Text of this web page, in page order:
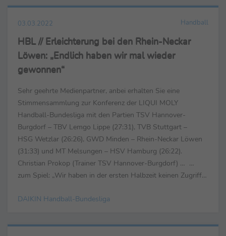
03.03.2022 Handball
HBL // Erleichterung bei den Rhein-Neckar
Löwen: „Endlich haben wir mal wieder
gewonnen“
Sehr geehrte Medienpartner, anbei erhalten Sie eine
Stimmensammlung zur Konferenz der LIQUI MOLY
Handball-Bundesliga mit den Partien TSV Hannover-
Burgdorf – TBV Lemgo Lippe (27:31), TVB Stuttgart –
HSG Wetzlar (26:26), GWD Minden – Rhein-Neckar Löwen
(31:33) und MT Melsungen – HSV Hamburg (26:22).
Christian Prokop (Trainer TSV Hannover-Burgdorf) … …
zum Spiel: „Wir haben in der ersten Halbzeit keinen Zugriff
DAIKIN Handball-Bundesliga